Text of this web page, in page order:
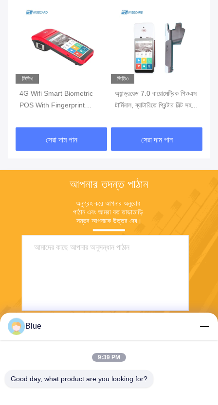
ভিডিও
4G Wifi Smart Biometric
POS With Fingerprint
সেরা দাম পান
ভিডিও
অ্যান্ড্রয়েড 7.0 বায়োমেট্রিক পিওএস
টার্মিনাল, ব্যাটারিতে প্রিন্টার বিল্ট সহ
সেরা দাম পান
আপনার তদন্ত পাঠান
অনুগ্রহ করে আপনার অনুরোধ
পাঠান এবং আমরা যত তাড়াতাড়ি
সম্ভব আপনাকে উত্তর দেব।
Blue
9:39 PM
Good day, what product are you looking for?